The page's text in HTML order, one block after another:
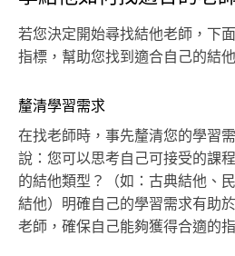
若您決定開始尋找結他老師，下
指標，幫助您找到適合自己的結他
釐清學習需求
在找老師時，事先釐清您的學習
說：您可以思考自己可接受的課
的結他類型？（如：古典結他、
結他）明確自己的學習需求有助
老師，確保自己能夠獲得合適的指